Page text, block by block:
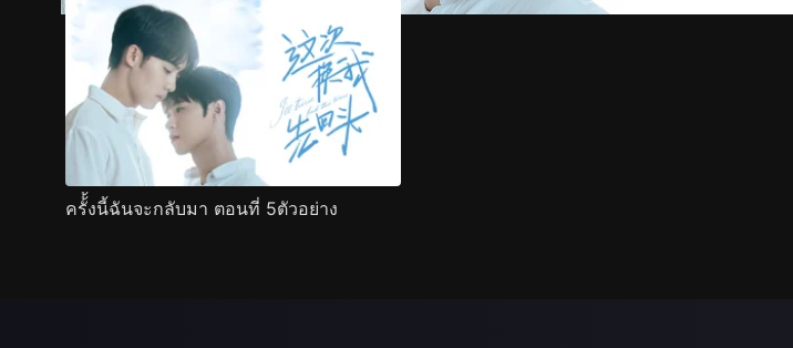
ครั้้งนี้ฉันจะกลับมา ตอนที่ 5ตัวอย่าง